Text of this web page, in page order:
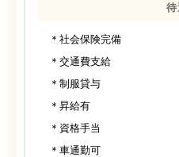
待
＊社会保険完備
＊交通費支給
＊制服貸与
＊昇給有
＊資格手当
＊車通勤可